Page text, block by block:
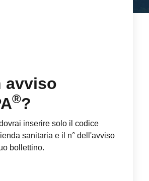
avviso
®?
inserire solo il codice
sanitaria e il n° dell'avviso
bollettino.